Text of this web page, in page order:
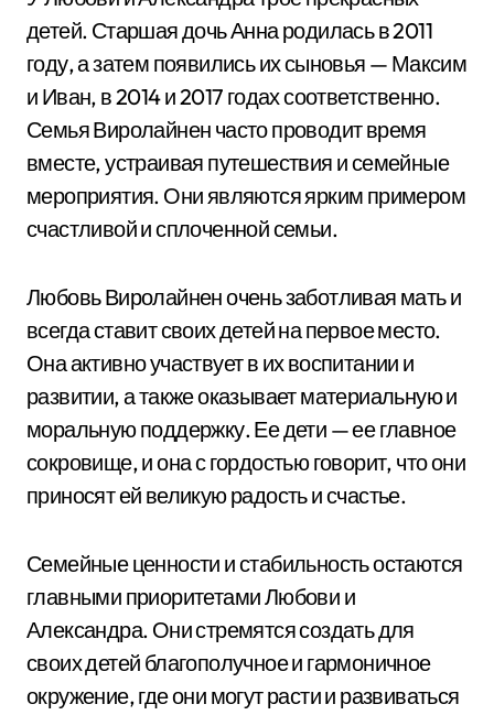
детей. Старшая дочь Анна родилась в 2011
году, а затем появились их сыновья — Максим
и Иван, в 2014 и 2017 годах соответственно.
Семья Виролайнен часто проводит время
вместе, устраивая путешествия и семейные
мероприятия. Они являются ярким примером
счастливой и сплоченной семьи.
Любовь Виролайнен очень заботливая мать и
всегда ставит своих детей на первое место.
Она активно участвует в их воспитании и
развитии, а также оказывает материальную и
моральную поддержку. Ее дети — ее главное
сокровище, и она с гордостью говорит, что они
приносят ей великую радость и счастье.
Семейные ценности и стабильность остаются
главными приоритетами Любови и
Александра. Они стремятся создать для
своих детей благополучное и гармоничное
окружение, где они могут расти и развиваться